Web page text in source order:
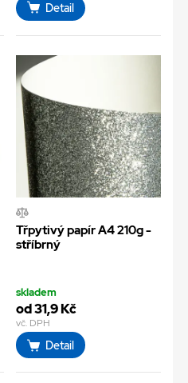
Detail
Třpytivý papír A4 210g -
stříbrný
skladem
od 31,9 Kč
vč. DPH
Detail